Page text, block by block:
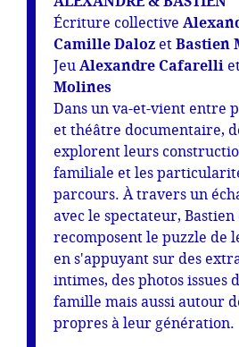
Écriture collective
Camille Daloz et Bastien
Jeu Alexandre Cafarelli
Molines
Dans un va-et-vient entre
et théâtre documentaire,
explorent leurs
familiale et les
parcours. À travers un
avec le spectateur,
recomposent le puzzle de
en s'appuyant sur des
intimes, des photos issues
famille mais aussi autour
propres à leur génération.